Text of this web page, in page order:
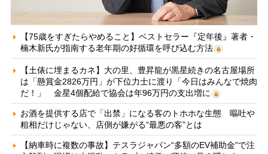
【75歳をすぎたらやめること】ベストセラー『定年後』著者・
楠木新氏が指南する老年期の好循環を呼び込む方法
【土俵に埋まるカネ】大の里、豊昇龍が黒星続きの名古屋場所
は「懸賞金2826万円」が下位力士に渡り「今日はみんなで焼肉
だ！」 金星4個配給で協会は年96万円の支出増に
お酒を提供する店で「出禁」になる客のトホホな生態 嘔吐や
粗相だけじゃない、店側が嫌がる“最悪の客”とは
【納車時に複数の事故】テスラジャパン“多額のEV補助金”で注